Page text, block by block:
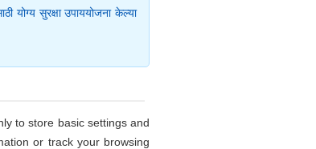
योग्य सुरक्षा उपाययोजना केल्या
to store basic settings and
or track your browsing